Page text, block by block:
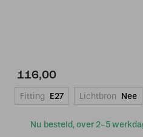
Nu besteld, over 2-5
116,00
Fitting E27 Lichtbron Nee